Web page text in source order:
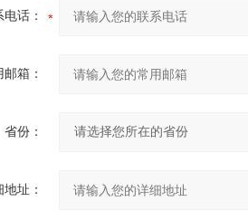
电话：
邮箱：
省份：
地址：